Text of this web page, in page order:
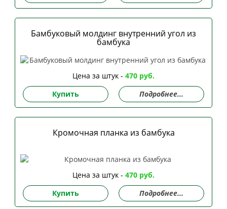
Бамбуковый молдинг внутренний угол из
бамбука
Цена за штук - 470 руб.
Купить
Подробнее...
Кромочная планка из бамбука
Цена за штук - 470 руб.
Купить
Подробнее...